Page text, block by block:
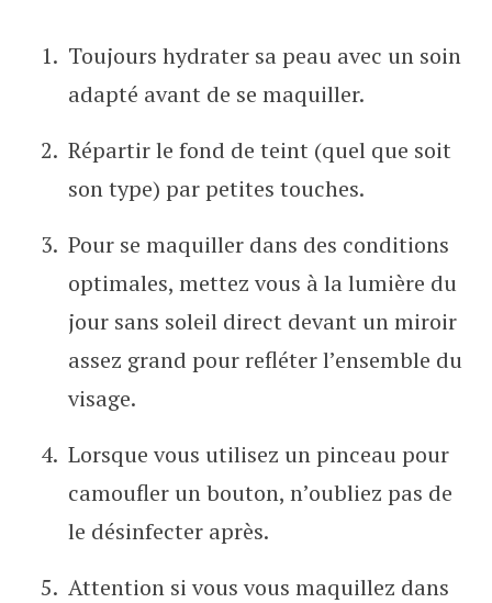
Toujours hydrater sa peau avec un soin
adapté avant de se maquiller.
Répartir le fond de teint (quel que soit
son type) par petites touches.
Pour se maquiller dans des conditions
optimales, mettez vous à la lumière du
jour sans soleil direct devant un miroir
assez grand pour refléter l’ensemble du
visage.
Lorsque vous utilisez un pinceau pour
camoufler un bouton, n’oubliez pas de
le désinfecter après.
Attention si vous vous maquillez dans